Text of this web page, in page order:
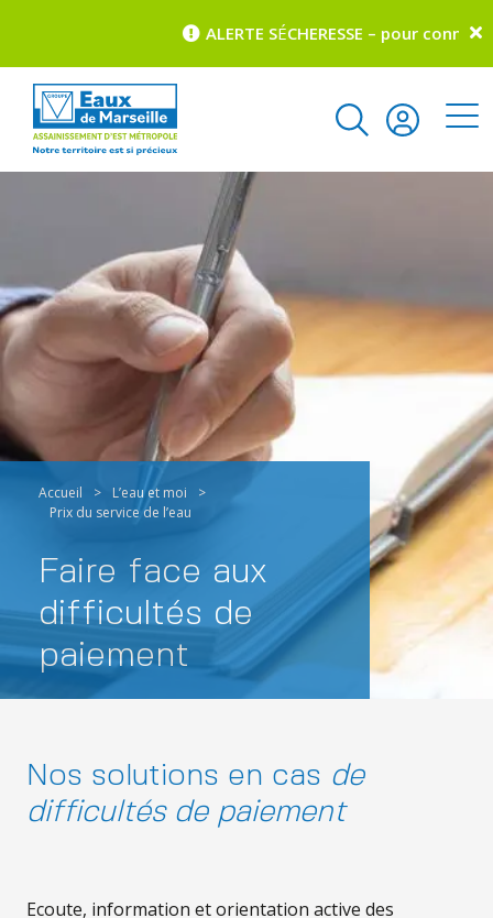
ALERTE SÉCHERESSE – pour connaître
Accueil > L’eau et moi
>
Prix du service de l’eau
Faire face aux
difficultés de
paiement
Nos solutions en cas de
difficultés de paiement
Ecoute, information et orientation active des